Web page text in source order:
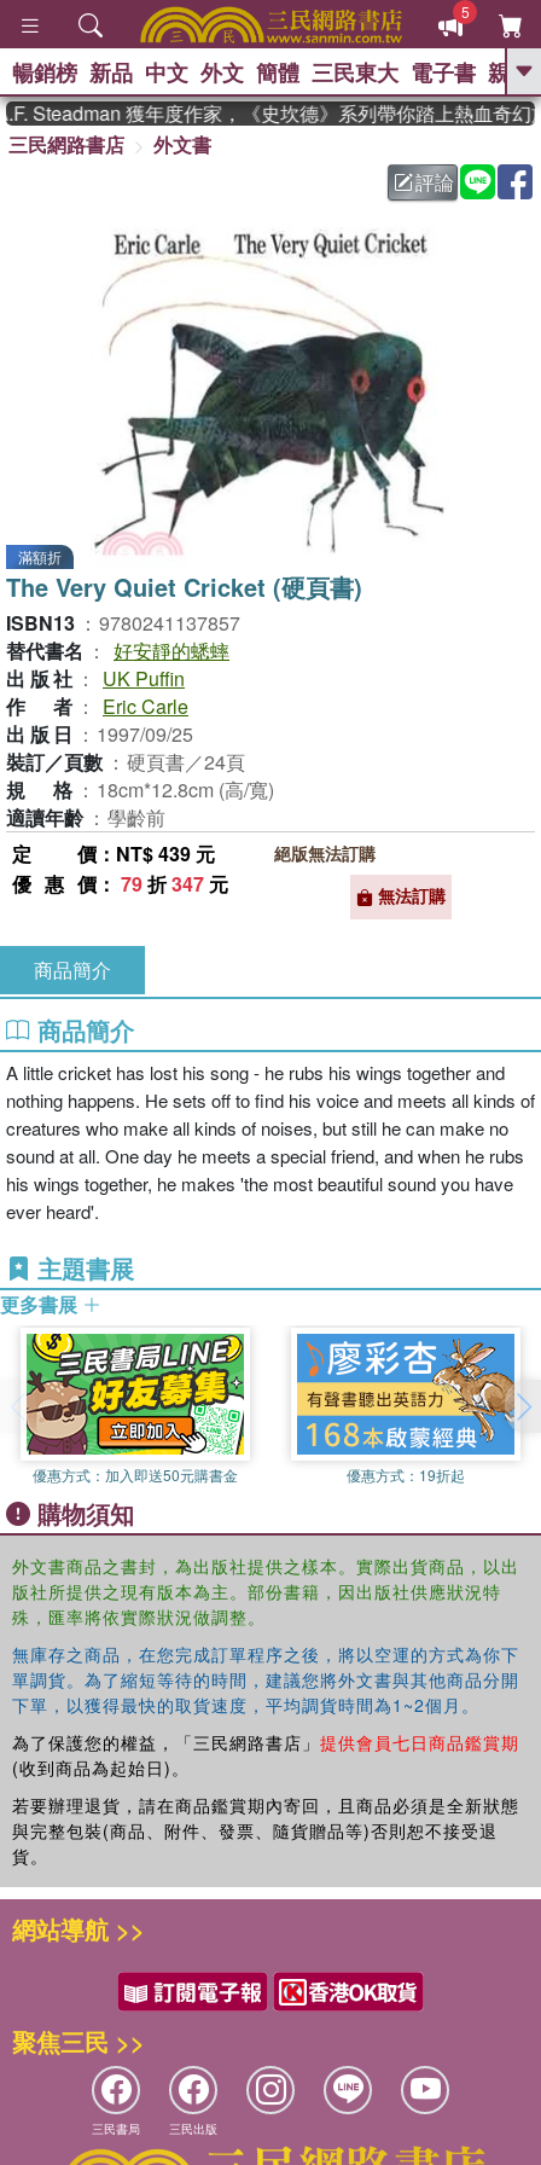
5
GO
父親節 、 如果歷
暑期推薦 、 國際布克
獎 臺灣漫遊錄
方念華
登輝時代 、 數學女孩：黎曼猜想
偉大的迷走神經
暢銷榜 新品 中文 外文 簡體 三民東大 電子書 親子
Steadman 獲年度作家，《史坎德》系列帶你踏上熱血奇幻
三民網路書店
外文書
評論
滿額折
The Very Quiet Cricket (硬頁書)
ISBN13 ： 9780241137857
替代書名 ： 好安靜的蟋蟀
出版社 ：
UK Puffin
作者 ：
Eric Carle
出版日 ： 1997/09/25
裝訂／頁數 ： 硬頁書／24頁
規格 ： 18cm*12.8cm (高/寬)
適讀年齡 ： 學齡前
定價 ：NT$ 439 元
優惠價 ： 79折347 元
絕版無法訂購
無法訂購
商品簡介
商品簡介
A little cricket has lost his song - he rubs his wings together and
nothing happens. He sets off to find his voice and meets all kinds of
creatures who make all kinds of noises, but still he can make no
sound at all. One day he meets a special friend, and when he rubs
his wings together, he makes 'the most beautiful sound you have
ever heard'.
主題書展
更多書展
優惠方式： 加入即送50元購書金 優惠方式： 19折起
購物須知
外文書商品之書封，為出版社提供之樣本。實際出貨商品，以出
版社所提供之現有版本為主。部份書籍，因出版社供應狀況特
殊，匯率將依實際狀況做調整。
無庫存之商品，在您完成訂單程序之後，將以空運的方式為你下
單調貨。為了縮短等待的時間，建議您將外文書與其他商品分開
下單，以獲得最快的取貨速度，平均調貨時間為1~2個月。
為了保護您的權益，「三民網路書店」 提供會員七日商品鑑賞期
(收到商品為起始日)。
若要辦理退貨，請在商品鑑賞期內寄回，且商品必須是全新狀態
與完整包裝(商品、附件、發票、隨貨贈品等)否則恕不接受退
貨。
網站導航 >>
聚焦三民 >>
三民書局 三民出版